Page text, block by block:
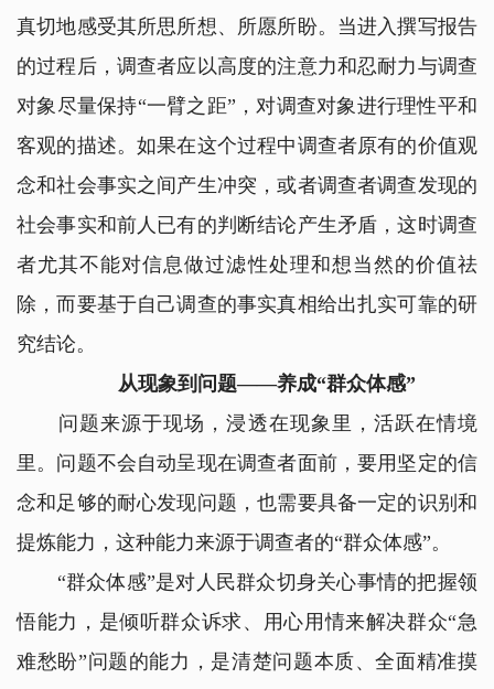
真切地感受其所思所想、所愿所盼。当进入撰写报告
的过程后，调查者应以高度的注意力和忍耐力与调查
对象尽量保持“一臂之距”，对调查对象进行理性平和
客观的描述。如果在这个过程中调查者原有的价值观
念和社会事实之间产生冲突，或者调查者调查发现的
社会事实和前人已有的判断结论产生矛盾，这时调查
者尤其不能对信息做过滤性处理和想当然的价值祛
除，而要基于自己调查的事实真相给出扎实可靠的研
究结论。
从现象到问题——养成“群众体感”
问题来源于现场，浸透在现象里，活跃在情境
里。问题不会自动呈现在调查者面前，要用坚定的信
念和足够的耐心发现问题，也需要具备一定的识别和
提炼能力，这种能力来源于调查者的“群众体感”。
“群众体感”是对人民群众切身关心事情的把握领
悟能力，是倾听群众诉求、用心用情来解决群众“急
难愁盼”问题的能力，是清楚问题本质、全面精准摸